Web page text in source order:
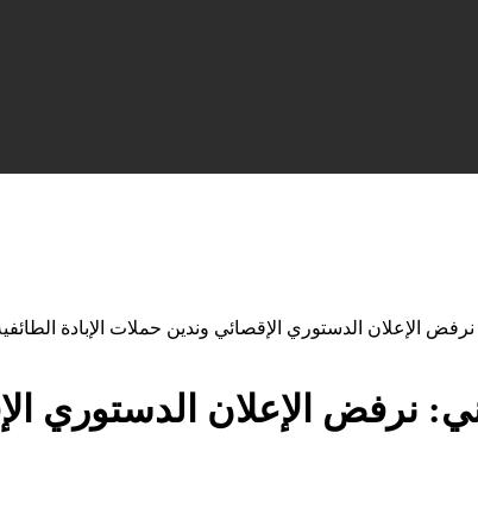
الإعلان الدستوري الإقصائي وندين حملات الإبادة
نرفض الإعلان الدستوري